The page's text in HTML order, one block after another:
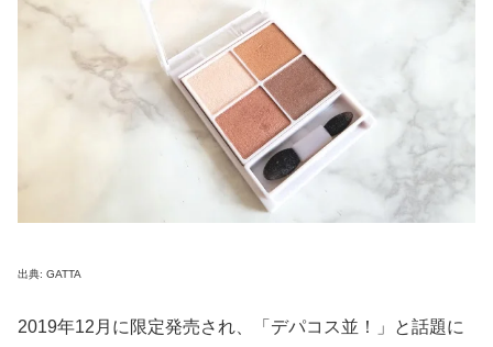
出典: GATTA
2019年12月に限定発売され、「デパコス並！」と話題に